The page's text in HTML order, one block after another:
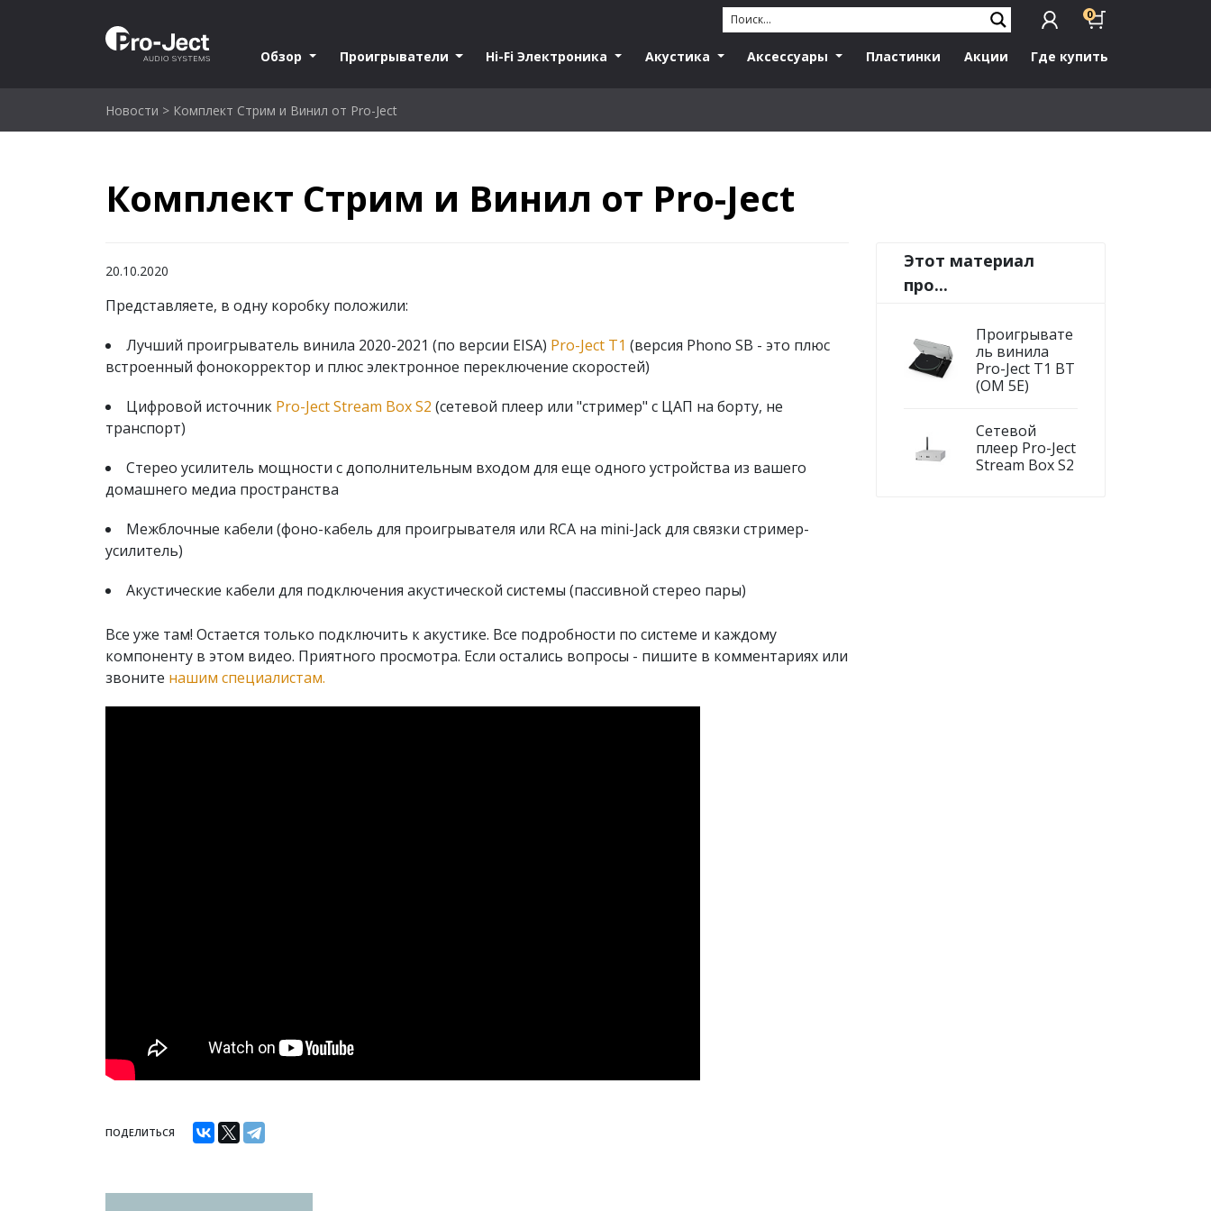
0
Обзор Проигрыватели Hi-Fi Электроника Акустика Аксессуары Пластинки Акции Где купить
Новости > Комплект Стрим и Винил от Pro-Ject
Комплект Стрим и Винил от Pro-Ject
20.10.2020
Представляете, в одну коробку положили:
Лучший проигрыватель винила 2020-2021 (по версии EISA) Pro-Ject T1 (версия Phono SB - это плюс
встроенный фонокорректор и плюс электронное переключение скоростей)
Цифровой источник Pro-Ject Stream Box S2 (сетевой плеер или "стример" с ЦАП на борту, не
транспорт)
Стерео усилитель мощности с дополнительным входом для еще одного устройства из вашего
домашнего медиа пространства
Межблочные кабели (фоно-кабель для проигрывателя или RCA на mini-Jack для связки стример-
усилитель)
Акустические кабели для подключения акустической системы (пассивной стерео пары)
Все уже там! Остается только подключить к акустике. Все подробности по системе и каждому
компоненту в этом видео. Приятного просмотра. Если остались вопросы - пишите в комментариях или
звоните нашим специалистам.
ПОДЕЛИТЬСЯ
Этот материал
про...
Проигрывате
ль винила
Pro-Ject T1 BT
(OM 5E)
Сетевой
плеер Pro-Ject
Stream Box S2